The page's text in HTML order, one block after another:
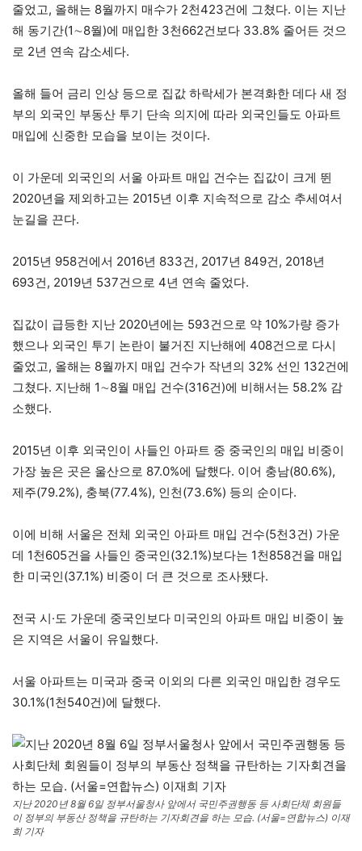
줄었고, 올해는 8월까지 매수가 2천423건에 그쳤다. 이는 지난
해 동기간(1∼8월)에 매입한 3천662건보다 33.8% 줄어든 것으
로 2년 연속 감소세다.
올해 들어 금리 인상 등으로 집값 하락세가 본격화한 데다 새 정
부의 외국인 부동산 투기 단속 의지에 따라 외국인들도 아파트
매입에 신중한 모습을 보이는 것이다.
이 가운데 외국인의 서울 아파트 매입 건수는 집값이 크게 뛴
2020년을 제외하고는 2015년 이후 지속적으로 감소 추세여서
눈길을 끈다.
2015년 958건에서 2016년 833건, 2017년 849건, 2018년
693건, 2019년 537건으로 4년 연속 줄었다.
집값이 급등한 지난 2020년에는 593건으로 약 10%가량 증가
했으나 외국인 투기 논란이 불거진 지난해에 408건으로 다시
줄었고, 올해는 8월까지 매입 건수가 작년의 32% 선인 132건에
그쳤다. 지난해 1∼8월 매입 건수(316건)에 비해서는 58.2% 감
소했다.
2015년 이후 외국인이 사들인 아파트 중 중국인의 매입 비중이
가장 높은 곳은 울산으로 87.0%에 달했다. 이어 충남(80.6%),
제주(79.2%), 충북(77.4%), 인천(73.6%) 등의 순이다.
이에 비해 서울은 전체 외국인 아파트 매입 건수(5천3건) 가운
데 1천605건을 사들인 중국인(32.1%)보다는 1천858건을 매입
한 미국인(37.1%) 비중이 더 큰 것으로 조사됐다.
전국 시·도 가운데 중국인보다 미국인의 아파트 매입 비중이 높
은 지역은 서울이 유일했다.
서울 아파트는 미국과 중국 이외의 다른 외국인 매입한 경우도
30.1%(1천540건)에 달했다.
지난 2020년 8월 6일 정부서울청사 앞에서 국민주권행동 등 사회단체 회원들
이 정부의 부동산 정책을 규탄하는 기자회견을 하는 모습. (서울=연합뉴스) 이재
희 기자